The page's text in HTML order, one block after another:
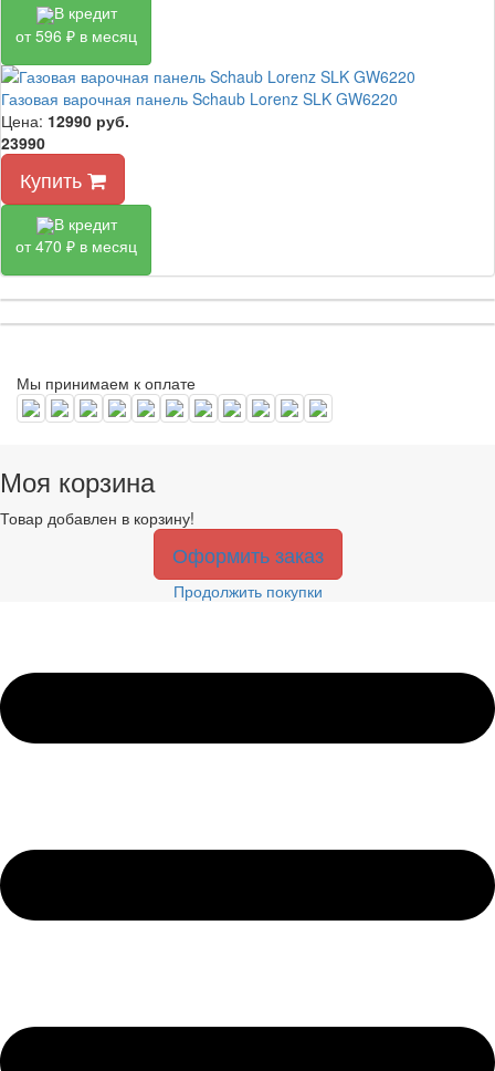
В кредит
от 596 ₽ в месяц
Газовая варочная панель Schaub Lorenz SLK GW6220
Цена: 12990 руб.
23990
Купить
В кредит
от 470 ₽ в месяц
Мы принимаем к оплате
Моя корзина
Товар добавлен в корзину!
Оформить заказ
Продолжить покупки